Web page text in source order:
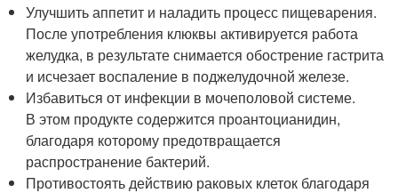
Улучшить аппетит и наладить процесс пищеварения.
После употребления клюквы активируется работа
желудка, в результате снимается обострение гастрита
и исчезает воспаление в поджелудочной железе.
Избавиться от инфекции в мочеполовой системе.
В этом продукте содержится проантоцианидин,
благодаря которому предотвращается
распространение бактерий.
Противостоять действию раковых клеток благодаря